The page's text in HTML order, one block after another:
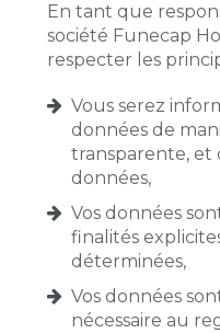
En tant que
société Funecap
respecter les
Vous serez
données de
transparente, et
données,
Vos données
finalités
déterminées,
Vos données
nécessaire au